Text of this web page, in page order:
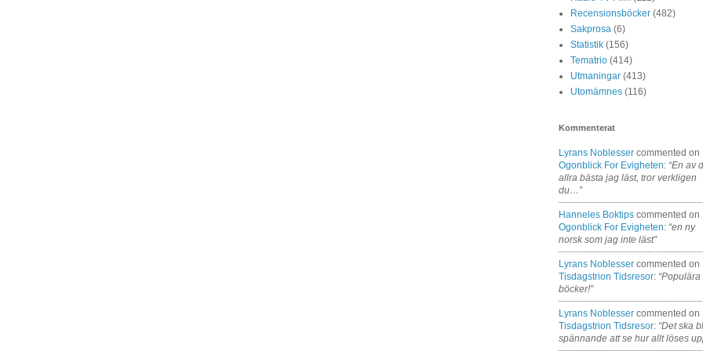
Recensionsböcker (482)
Sakprosa (6)
Statistik (156)
Tematrio (414)
Utmaningar (413)
Utomämnes (116)
Kommenterat
Lyrans Noblesser commented on
Ogonblick For Evigheten: “En av
allra bästa jag läst, tror verkligen
du…”
Hanneles Boktips commented on
Ogonblick For Evigheten: “en ny
norsk som jag inte läst”
Lyrans Noblesser commented on
Tisdagstrion Tidsresor: “Populära
böcker!”
Lyrans Noblesser commented on
Tisdagstrion Tidsresor: “Det ska
spännande att se hur allt löses